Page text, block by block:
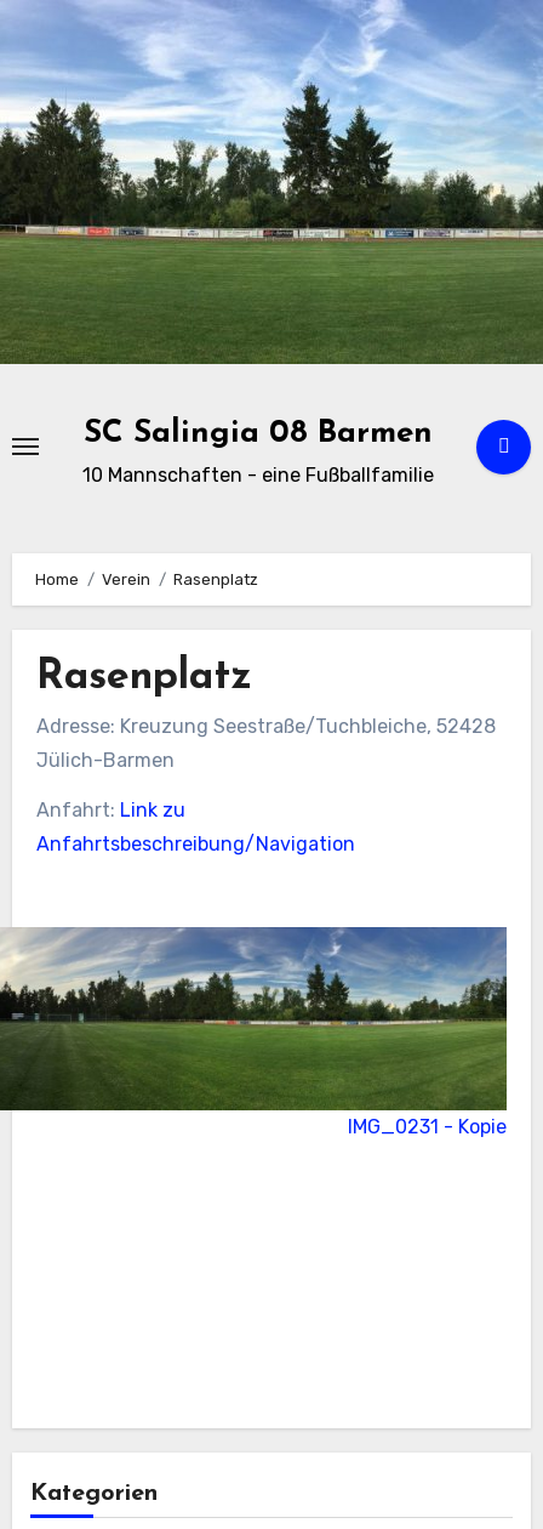
Zu
Inhalten
springen
SC Salingia 08 Barmen
10 Mannschaften - eine Fußballfamilie
Home Verein Rasenplatz
Rasenplatz
Adresse: Kreuzung Seestraße/Tuchbleiche, 52428
Jülich-Barmen
Anfahrt: Link zu
Anfahrtsbeschreibung/Navigation
Kategorien